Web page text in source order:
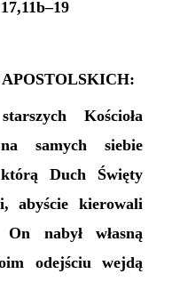
Kościoła
samych siebie
Duch Święty
abyście kierowali
nabył własną
odejściu wejdą